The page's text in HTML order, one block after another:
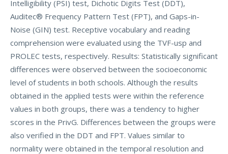
Intelligibility (PSI) test, Dichotic Digits Test (DDT),
Auditec® Frequency Pattern Test (FPT), and Gaps-in-
Noise (GIN) test. Receptive vocabulary and reading
comprehension were evaluated using the TVF-usp and
PROLEC tests, respectively. Results: Statistically significant
differences were observed between the socioeconomic
level of students in both schools. Although the results
obtained in the applied tests were within the reference
values in both groups, there was a tendency to higher
scores in the PrivG. Differences between the groups were
also verified in the DDT and FPT. Values similar to
normality were obtained in the temporal resolution and